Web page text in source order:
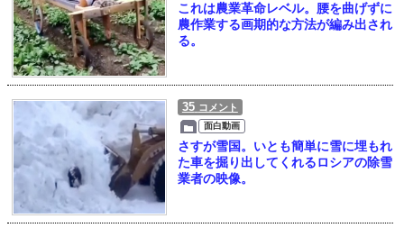
これは農業革命レベル。腰を曲げずに
農作業する画期的な方法が編み出され
る。
35 コメント
面白動画
さすが雪国。いとも簡単に雪に埋もれ
た車を掘り出してくれるロシアの除雪
業者の映像。